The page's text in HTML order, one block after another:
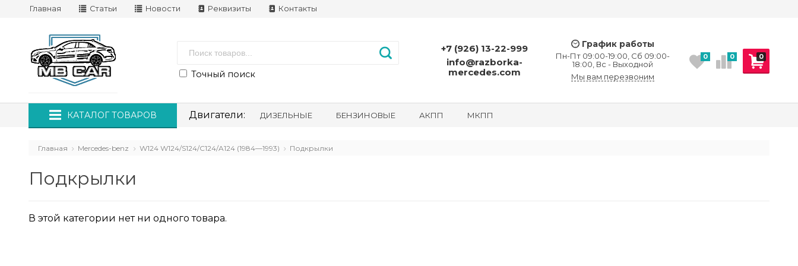
Главная Статьи Новости Реквизиты Контакты
Точный поиск
+7 (926) 13-22-999
info@razborka-
mercedes.com
График работы
Пн-Пт 09:00-19:00, Сб 09:00-
18:00, Вс - Выходной
Мы вам перезвоним
0
0 0
КАТАЛОГ ТОВАРОВ Двигатели: ДИЗЕЛЬНЫЕ БЕНЗИНОВЫЕ АКПП МКПП
Главная Mercedes-benz W124 W124/S124/C124/A124 (1984—1993) Подкрылки
Подкрылки
В этой категории нет ни одного товара.